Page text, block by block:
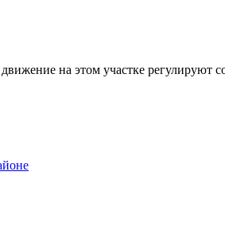
на этом участке регулируют